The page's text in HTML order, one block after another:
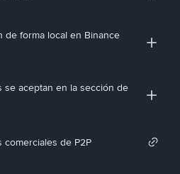
de forma local en Binance
se aceptan en la sección de
de P2P